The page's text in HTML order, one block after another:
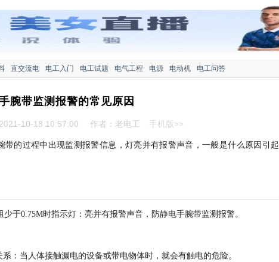
直交流电 电工入门 电工试题 电气工程 电源 电动机
电工问答
腕带监测报警的常见原因
10-18 10:57:00 作者：老电工 手机版>>
的过程中出现监测报警信息，灯亮并有报警声音，一般是什么原因引起
于0.75M时指示灯：亮并有报警声音，防静电手腕带监测报警。
：当人体接触漏电的设备或带电物体时，就会有触电的危险。